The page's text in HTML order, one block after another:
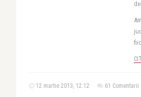
de
12 martie 2013, 12:12 61 Comentarii